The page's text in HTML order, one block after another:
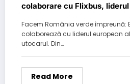
colaborare cu Flixbus,
Facem România verde împreună:
colaborează cu liderul european
utocarul. Din…
Read More